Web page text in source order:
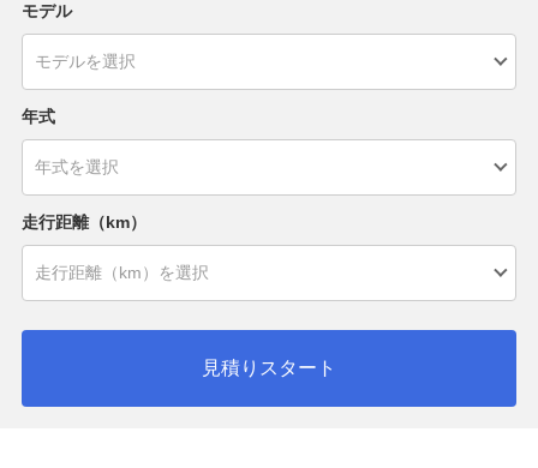
モデル
年式
走行距離（km）
見積りスタート